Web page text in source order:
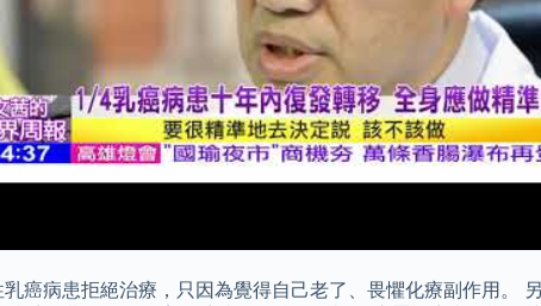
癌病患拒絕治療，只因為覺得自己老了、畏懼化療副作用。